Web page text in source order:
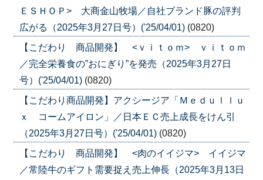
ＥＳＨＯＰ> 大商金山牧場／自社ブランド豚の評判
広がる（2025年3月27日号）('25/04/01) (0820)
【こだわり 商品開発】 <ｖｉｔｏｍ> ｖｉｔｏｍ
／完全栄養食の”おにぎり”を発売（2025年3月27日
号）('25/04/01) (0820)
【こだわり商品開発】アクシージア「Ｍｅｄｕｌｌｕ
ｘ コームアイロン」／日本ＥＣ売上成長をけん引
（2025年3月27日号）('25/04/01) (0820)
【こだわり 商品開発】 <肉のイイジマ> イイジマ
／常陸牛のギフト需要捉え売上伸長（2025年3月13日